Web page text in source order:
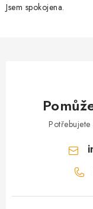
Jsem spokojena.